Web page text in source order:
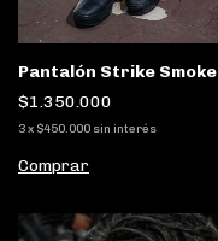
Pantalón Strike Smoke
$1.350.000
3x $450.000 sin interés
Comprar